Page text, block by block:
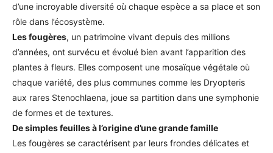
d’une incroyable diversité où chaque espèce a sa place et son
rôle dans l’écosystème.
Les fougères, un patrimoine vivant depuis des millions
d’années, ont survécu et évolué bien avant l’apparition des
plantes à fleurs. Elles composent une mosaïque végétale où
chaque variété, des plus communes comme les Dryopteris
aux rares Stenochlaena, joue sa partition dans une symphonie
de formes et de textures.
De simples feuilles à l’origine d’une grande famille
Les fougères se caractérisent par leurs frondes délicates et